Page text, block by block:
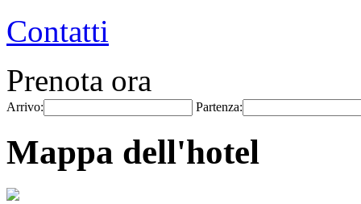
Contatti
Prenota ora
Arrivo: Partenza:
Mappa dell'hotel